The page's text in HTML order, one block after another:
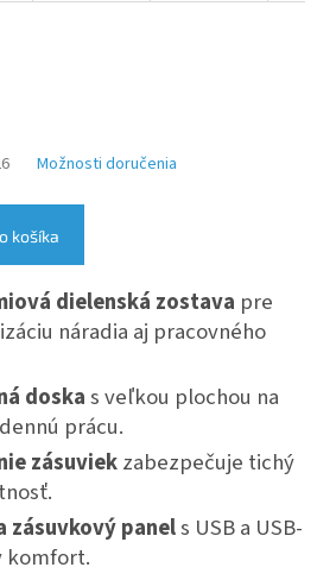
Možnosti doručenia
košíka
dielenská zostava pre
náradia aj pracovného
doskas veľkou plochou na
prácu.
zásuviekzabezpečuje tichý
zásuvkový panels USB a USB-
komfort.